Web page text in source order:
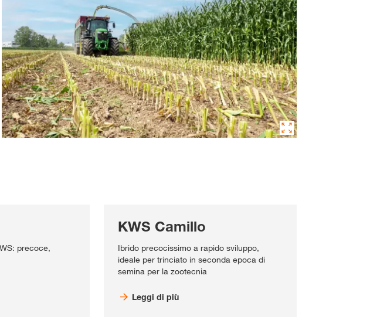
precoce,
KWS Camillo
Ibrido precocissimo a rapido sviluppo,
ideale per trinciato in seconda epoca di
semina per la zootecnia
Leggi di più